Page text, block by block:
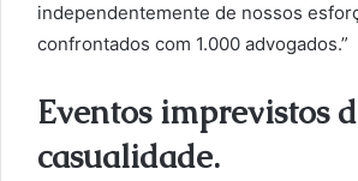
independentemente de nossos
confrontados com 1.000 advogados.”
Eventos imprevistos
casualidade.